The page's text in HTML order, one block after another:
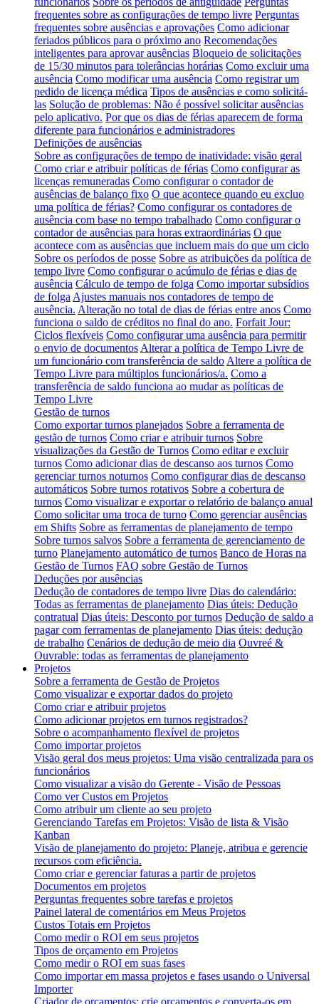
frequentes sobre as configurações de tempo livre Perguntas
frequentes sobre ausências e aprovações Como adicionar
feriados públicos para o próximo ano Recomendações
inteligentes para aprovar ausências Bloqueio de solicitações
de 15/30 minutos para tolerâncias horárias Como excluir uma
ausência Como modificar uma ausência Como registrar um
pedido de licença médica Tipos de ausências e como solicitá-
las Solução de problemas: Não é possível solicitar ausências
pelo aplicativo. Por que os dias de férias aparecem de forma
diferente para funcionários e administradores
Definições de ausências
Sobre as configurações de tempo de inatividade: visão geral
Como criar e atribuir políticas de férias Como configurar as
licenças remuneradas Como configurar o contador de
ausências de balanço fixo O que acontece quando eu excluo
uma política de férias? Como configurar os contadores de
ausência com base no tempo trabalhado Como configurar o
contador de ausências para horas extraordinárias O que
acontece com as ausências que incluem mais do que um ciclo
Sobre os períodos de posse Sobre as atribuições da política de
tempo livre Como configurar o acúmulo de férias e dias de
ausência Cálculo de tempo de folga Como importar subsídios
de folga Ajustes manuais nos contadores de tempo de
ausência. Alteração no total de dias de férias entre anos Como
funciona o saldo de créditos no final do ano. Forfait Jour:
Ciclos flexíveis Como configurar uma ausência para permitir
o envio de documentos Alterar a política de Tempo Livre de
um funcionário com transferência de saldo Altere a política de
Tempo Livre para múltiplos funcionários/a. Como a
transferência de saldo funciona ao mudar as políticas de
Tempo Livre
Gestão de turnos
Como exportar turnos planejados Sobre a ferramenta de
gestão de turnos Como criar e atribuir turnos Sobre
visualizações da Gestão de Turnos Como editar e excluir
turnos Como adicionar dias de descanso aos turnos Como
gerenciar turnos noturnos Como configurar dias de descanso
automáticos Sobre turnos rotativos Sobre a cobertura de
turnos Como visualizar e exportar o relatório de balanço anual
Como solicitar uma troca de turno Como gerenciar ausências
em Shifts Sobre as ferramentas de planejamento de tempo
Sobre turnos salvos Sobre a ferramenta de gerenciamento de
turno Planejamento automático de turnos Banco de Horas na
Gestão de Turnos FAQ sobre Gestão de Turnos
Deduções por ausências
Dedução de contadores de tempo livre Dias do calendário:
Todas as ferramentas de planejamento Dias úteis: Dedução
contratual Dias úteis: Desconto por turnos Dedução de saldo a
pagar com ferramentas de planejamento Dias úteis: dedução
de trabalho Cenários de dedução de meio dia Ouvreé &
Ouvrable: todas as ferramentas de planejamento
Projetos
Sobre a ferramenta de Gestão de Projetos
Como visualizar e exportar dados do projeto
Como criar e atribuir projetos
Como adicionar projetos em turnos registrados?
Sobre o acompanhamento flexível de projetos
Como importar projetos
Visão geral dos meus projetos: Uma visão centralizada para os
funcionários
Como visualizar a visão do Gerente - Visão de Pessoas
Como ver Custos em Projetos
Como atribuir um cliente ao seu projeto
Gerenciando Tarefas em Projetos: Visão de lista & Visão
Kanban
Visão de planejamento do projeto: Planeje, atribua e gerencie
recursos com eficiência.
Como criar e gerenciar faturas a partir de projetos
Documentos em projetos
Perguntas frequentes sobre tarefas e projetos
Painel lateral de comentários em Meus Projetos
Custos Totais em Projetos
Como medir o ROI em seus projetos
Tipos de orçamento em Projetos
Como medir o ROI em suas fases
Como importar em massa projetos e fases usando o Universal
Importer
Criador de orçamentos: crie orçamentos e converta-os em